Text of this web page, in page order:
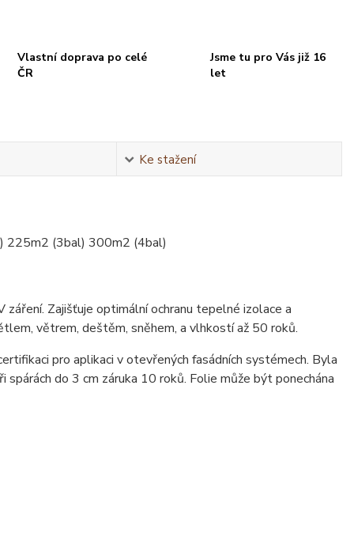
Vlastní doprava po celé
ČR
Jsme tu pro Vás již 16
let
Ke stažení
225m2 (3bal) 300m2 (4bal)
Zajišťuje optimální ochranu tepelné izolace a
větrem, deštěm, sněhem, a vlhkostí až 50 roků.
pro aplikaci v otevřených fasádních systémech. Byla
do 3 cm záruka 10 roků. Folie může být ponechána